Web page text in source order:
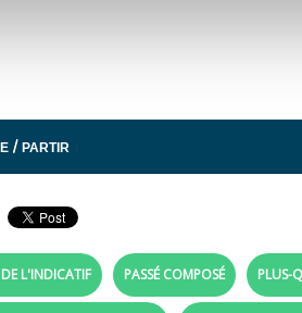
/PARTIR
L'INDICATIF PASSÉ COMPOSÉ PLUS-